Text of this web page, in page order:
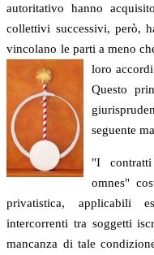
autoritativo hanno
collettivi successivi, però,
vincolano le parti a meno
loro
Questo
seguente
"I
omnes"
privatistica, applicabili
intercorrenti tra soggetti
mancanza di tale